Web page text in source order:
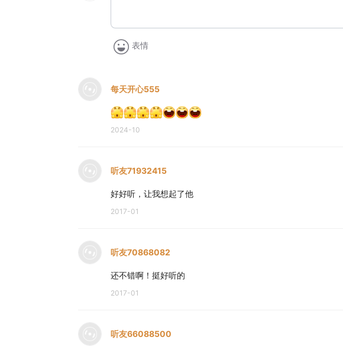
表情
每天开心555
2024-10
听友71932415
好好听，让我想起了他
2017-01
听友70868082
还不错啊！挺好听的
2017-01
听友66088500